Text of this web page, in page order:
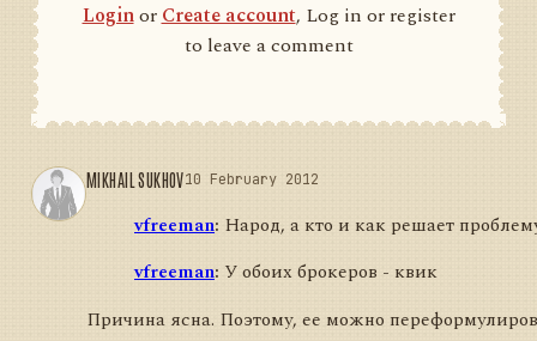
LoginorCreate account, Log in or register
to leave a comment
MIKHAIL SUKHOV10 February 2012
vfreeman: Народ, а кто и как решает
vfreeman: У обоих брокеров - квик
Причина ясна. Поэтому, ее можно